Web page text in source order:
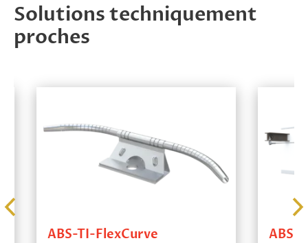
Solutions techniquement
proches
ABS-TI-FlexCurve
ABS-